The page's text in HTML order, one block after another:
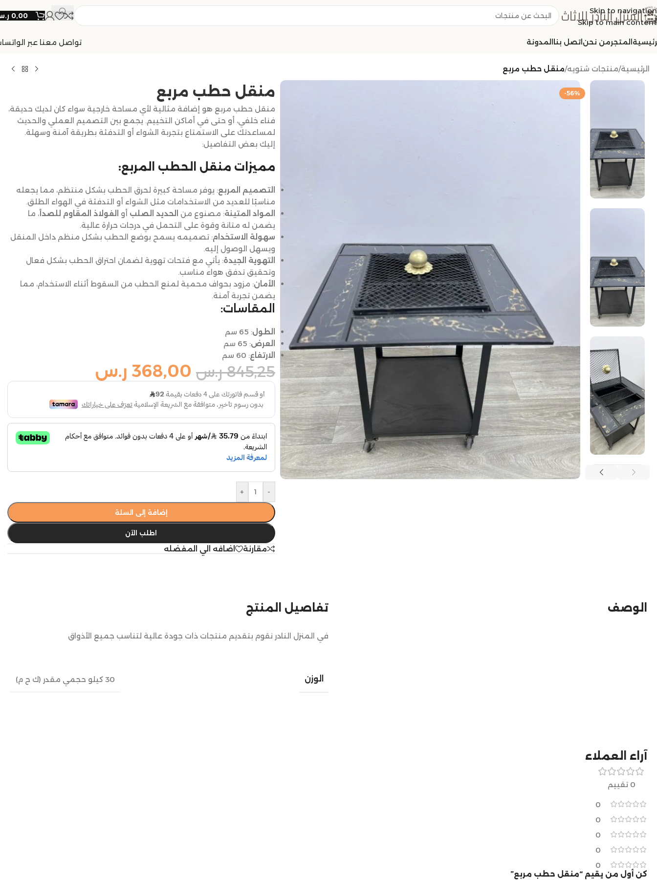
Skip to navigation
Skip to main content
0,00
المتجرمن نحن اتصل بنا المدونة تواصل معنا عبر
الرئيسية/منتجات شتويه/منقل حطب مربع
-56% منقل حطب مربع
منقل حطب مربع هو إضافة مثالية لأي مساحة خارجية سواء كان لديك حديقة،
فناء خلفي، أو حتى في أماكن التخييم. يجمع بين التصميم العملي والحديث
لمساعدتك على الاستمتاع بتجربة الشواء أو التدفئة بطريقة آمنة وسهلة.
إليك بعض التفاصيل:
مميزات منقل الحطب المربع:
التصميم المربع: يوفر مساحة كبيرة لحرق الحطب بشكل منتظم، مما يجعله
مناسبًا للعديد من الاستخدامات مثل الشواء أو التدفئة في الهواء الطلق.
المواد المتينة: مصنوع من الحديد الصلب أو الفولاذ المقاوم للصدأ، ما
يضمن له متانة وقوة على التحمل في درجات حرارة عالية.
سهولة الاستخدام: تصميمه يسمح بوضع الحطب بشكل منظم داخل المنقل
ويسهل الوصول إليه.
التهوية الجيدة: يأتي مع فتحات تهوية لضمان احتراق الحطب بشكل فعال
وتحقيق تدفق هواء مناسب.
الأمان: مزود بحواف محمية لمنع الحطب من السقوط أثناء الاستخدام، مما
يضمن تجربة آمنة.
المقاسات:
الطول: 65 سم
العرض: 65 سم
الارتفاع: 60 سم
845,25 ر.س 368,00 ر.س
-
+
إضافة إلى السلة
اطلب الآن
مقارنة اضافه الي المفضله
تفاصيل المنتج
في المنزل النادر نقوم بتقديم منتجات ذات جودة عالية لتناسب جميع الأذواق
الوزن 30 كيلو حجمي مقدر (ك ح م)
الوصف
آراء العملاء
0 تقييم
0
0
0
0
0
كن أول من يقيم “منقل حطب مربع”